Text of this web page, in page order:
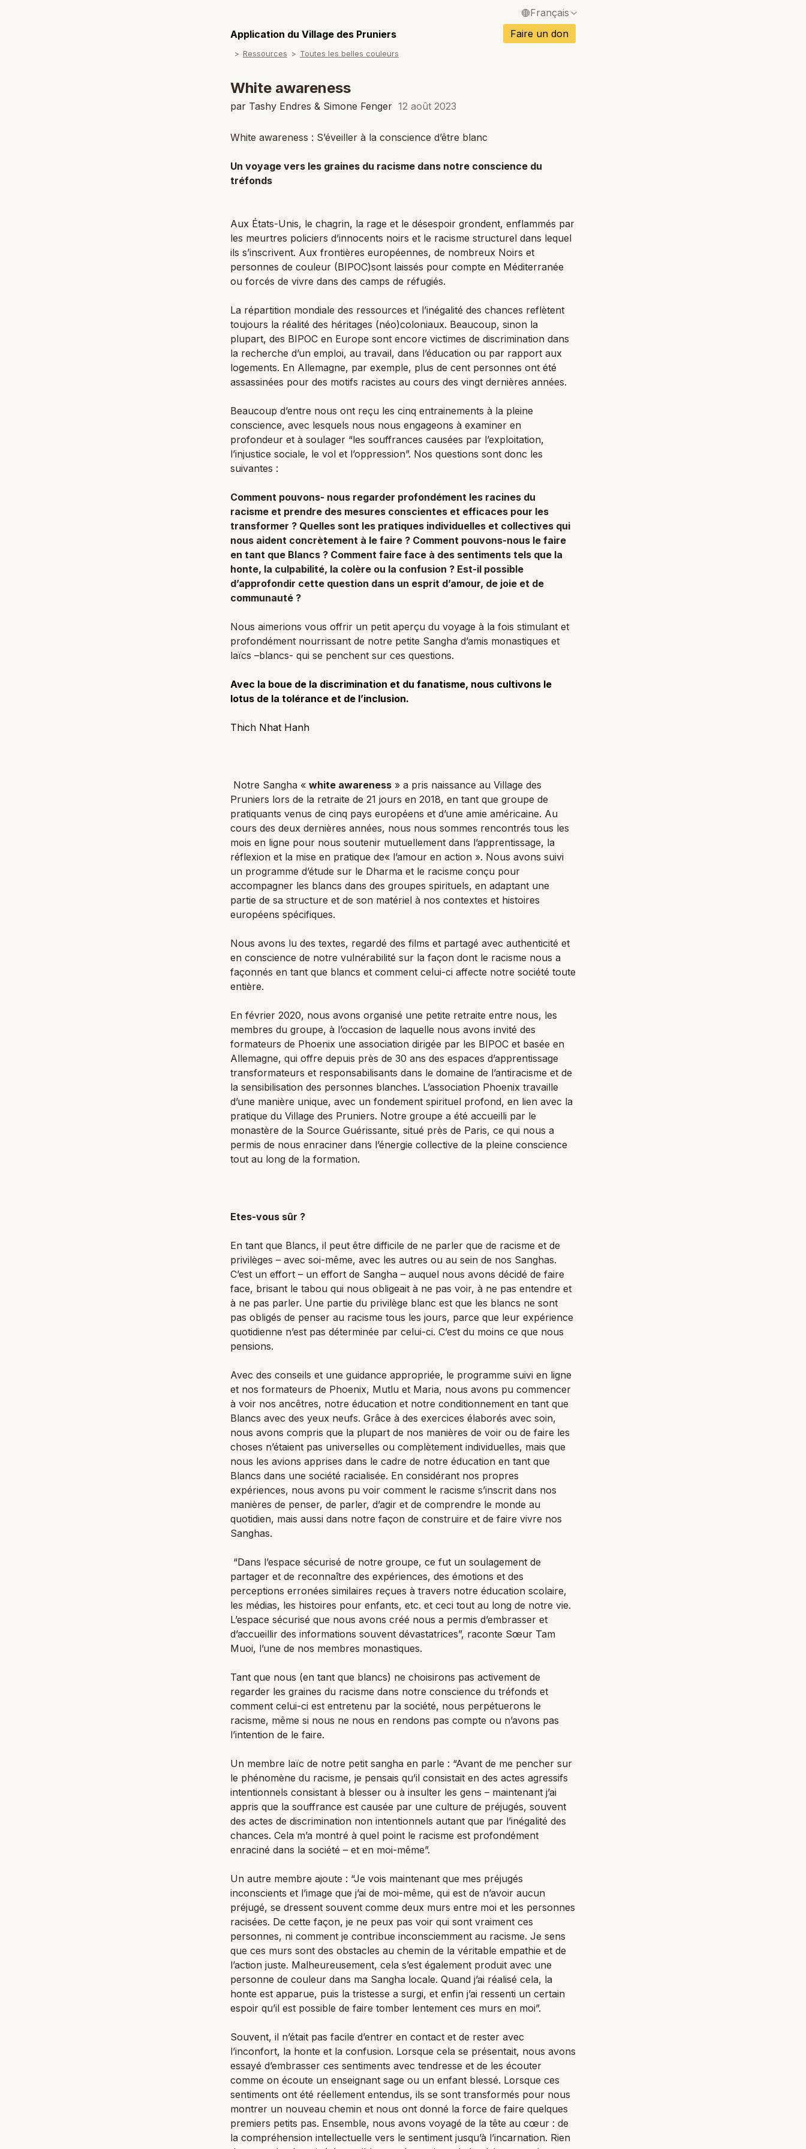
Français
English / Anglais
Application du Village des Pruniers Faire un don
Ressources Toutes les belles couleurs
White awareness
par Tashy Endres & Simone Fenger 12 août 2023
White awareness : S’éveiller à la conscience d’être blanc
Un voyage vers les graines du racisme dans notre conscience du
tréfonds
Aux États-Unis, le chagrin, la rage et le désespoir grondent, enflammés par
les meurtres policiers d’innocents noirs et le racisme structurel dans lequel
ils s’inscrivent. Aux frontières européennes, de nombreux Noirs et
personnes de couleur (BIPOC)sont laissés pour compte en Méditerranée
ou forcés de vivre dans des camps de réfugiés.
La répartition mondiale des ressources et l’inégalité des chances reflètent
toujours la réalité des héritages (néo)coloniaux. Beaucoup, sinon la
plupart, des BIPOC en Europe sont encore victimes de discrimination dans
la recherche d’un emploi, au travail, dans l’éducation ou par rapport aux
logements. En Allemagne, par exemple, plus de cent personnes ont été
assassinées pour des motifs racistes au cours des vingt dernières années.
Beaucoup d’entre nous ont reçu les cinq entrainements à la pleine
conscience, avec lesquels nous nous engageons à examiner en
profondeur et à soulager “les souffrances causées par l’exploitation,
l’injustice sociale, le vol et l’oppression”. Nos questions sont donc les
suivantes :
Comment pouvons- nous regarder profondément les racines du
racisme et prendre des mesures conscientes et efficaces pour les
transformer ? Quelles sont les pratiques individuelles et collectives qui
nous aident concrètement à le faire ? Comment pouvons-nous le faire
en tant que Blancs ? Comment faire face à des sentiments tels que la
honte, la culpabilité, la colère ou la confusion ? Est-il possible
d’approfondir cette question dans un esprit d’amour, de joie et de
communauté ?
Nous aimerions vous offrir un petit aperçu du voyage à la fois stimulant et
profondément nourrissant de notre petite Sangha d’amis monastiques et
laïcs –blancs- qui se penchent sur ces questions.
Avec la boue de la discrimination et du fanatisme, nous cultivons le
lotus de la tolérance et de l’inclusion.
Thich Nhat Hanh
Notre Sangha « white awareness » a pris naissance au Village des
Pruniers lors de la retraite de 21 jours en 2018, en tant que groupe de
pratiquants venus de cinq pays européens et d’une amie américaine. Au
cours des deux dernières années, nous nous sommes rencontrés tous les
mois en ligne pour nous soutenir mutuellement dans l’apprentissage, la
réflexion et la mise en pratique de« l’amour en action ». Nous avons suivi
un programme d’étude sur le Dharma et le racisme conçu pour
accompagner les blancs dans des groupes spirituels, en adaptant une
partie de sa structure et de son matériel à nos contextes et histoires
européens spécifiques.
Nous avons lu des textes, regardé des films et partagé avec authenticité et
en conscience de notre vulnérabilité sur la façon dont le racisme nous a
façonnés en tant que blancs et comment celui-ci affecte notre société toute
entière.
En février 2020, nous avons organisé une petite retraite entre nous, les
membres du groupe, à l’occasion de laquelle nous avons invité des
formateurs de Phoenix une association dirigée par les BIPOC et basée en
Allemagne, qui offre depuis près de 30 ans des espaces d’apprentissage
transformateurs et responsabilisants dans le domaine de l’antiracisme et de
la sensibilisation des personnes blanches. L’association Phoenix travaille
d’une manière unique, avec un fondement spirituel profond, en lien avec la
pratique du Village des Pruniers. Notre groupe a été accueilli par le
monastère de la Source Guérissante, situé près de Paris, ce qui nous a
permis de nous enraciner dans l’énergie collective de la pleine conscience
tout au long de la formation.
Etes-vous sûr ?
En tant que Blancs, il peut être difficile de ne parler que de racisme et de
privilèges – avec soi-même, avec les autres ou au sein de nos Sanghas.
C’est un effort – un effort de Sangha – auquel nous avons décidé de faire
face, brisant le tabou qui nous obligeait à ne pas voir, à ne pas entendre et
à ne pas parler. Une partie du privilège blanc est que les blancs ne sont
pas obligés de penser au racisme tous les jours, parce que leur expérience
quotidienne n’est pas déterminée par celui-ci. C’est du moins ce que nous
pensions.
Avec des conseils et une guidance appropriée, le programme suivi en ligne
et nos formateurs de Phoenix, Mutlu et Maria, nous avons pu commencer
à voir nos ancêtres, notre éducation et notre conditionnement en tant que
Blancs avec des yeux neufs. Grâce à des exercices élaborés avec soin,
nous avons compris que la plupart de nos manières de voir ou de faire les
choses n’étaient pas universelles ou complètement individuelles, mais que
nous les avions apprises dans le cadre de notre éducation en tant que
Blancs dans une société racialisée. En considérant nos propres
expériences, nous avons pu voir comment le racisme s’inscrit dans nos
manières de penser, de parler, d’agir et de comprendre le monde au
quotidien, mais aussi dans notre façon de construire et de faire vivre nos
Sanghas.
“Dans l’espace sécurisé de notre groupe, ce fut un soulagement de
partager et de reconnaître des expériences, des émotions et des
perceptions erronées similaires reçues à travers notre éducation scolaire,
les médias, les histoires pour enfants, etc. et ceci tout au long de notre vie.
L’espace sécurisé que nous avons créé nous a permis d’embrasser et
d’accueillir des informations souvent dévastatrices”, raconte Sœur Tam
Muoi, l’une de nos membres monastiques.
Tant que nous (en tant que blancs) ne choisirons pas activement de
regarder les graines du racisme dans notre conscience du tréfonds et
comment celui-ci est entretenu par la société, nous perpétuerons le
racisme, même si nous ne nous en rendons pas compte ou n’avons pas
l’intention de le faire.
Un membre laïc de notre petit sangha en parle : “Avant de me pencher sur
le phénomène du racisme, je pensais qu’il consistait en des actes agressifs
intentionnels consistant à blesser ou à insulter les gens – maintenant j’ai
appris que la souffrance est causée par une culture de préjugés, souvent
des actes de discrimination non intentionnels autant que par l’inégalité des
chances. Cela m’a montré à quel point le racisme est profondément
enraciné dans la société – et en moi-même”.
Un autre membre ajoute : “Je vois maintenant que mes préjugés
inconscients et l’image que j’ai de moi-même, qui est de n’avoir aucun
préjugé, se dressent souvent comme deux murs entre moi et les personnes
racisées. De cette façon, je ne peux pas voir qui sont vraiment ces
personnes, ni comment je contribue inconsciemment au racisme. Je sens
que ces murs sont des obstacles au chemin de la véritable empathie et de
l’action juste. Malheureusement, cela s’est également produit avec une
personne de couleur dans ma Sangha locale. Quand j’ai réalisé cela, la
honte est apparue, puis la tristesse a surgi, et enfin j’ai ressenti un certain
espoir qu’il est possible de faire tomber lentement ces murs en moi”.
Souvent, il n’était pas facile d’entrer en contact et de rester avec
l’inconfort, la honte et la confusion. Lorsque cela se présentait, nous avons
essayé d’embrasser ces sentiments avec tendresse et de les écouter
comme on écoute un enseignant sage ou un enfant blessé. Lorsque ces
sentiments ont été réellement entendus, ils se sont transformés pour nous
montrer un nouveau chemin et nous ont donné la force de faire quelques
premiers petits pas. Ensemble, nous avons voyagé de la tête au cœur : de
la compréhension intellectuelle vers le sentiment jusqu’à l’incarnation. Rien